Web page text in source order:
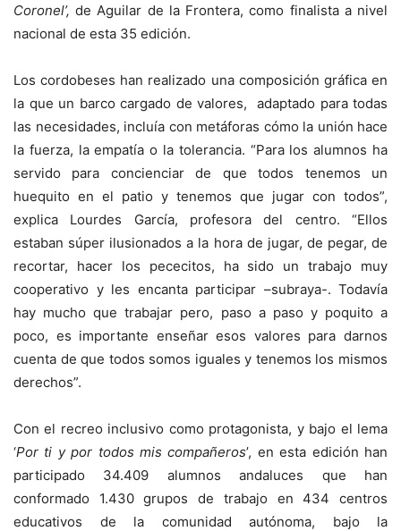
Coronel’, de Aguilar de la Frontera, como finalista a nivel
nacional de esta 35 edición.
Los cordobeses han realizado una composición gráfica en
la que un barco cargado de valores, adaptado para todas
las necesidades, incluía con metáforas cómo la unión hace
la fuerza, la empatía o la tolerancia. “Para los alumnos ha
servido para concienciar de que todos tenemos un
huequito en el patio y tenemos que jugar con todos”,
explica Lourdes García, profesora del centro. “Ellos
estaban súper ilusionados a la hora de jugar, de pegar, de
recortar, hacer los pececitos, ha sido un trabajo muy
cooperativo y les encanta participar –subraya-. Todavía
hay mucho que trabajar pero, paso a paso y poquito a
poco, es importante enseñar esos valores para darnos
cuenta de que todos somos iguales y tenemos los mismos
derechos”.
Con el recreo inclusivo como protagonista, y bajo el lema
‘Por ti y por todos mis compañeros’, en esta edición han
participado 34.409 alumnos andaluces que han
conformado 1.430 grupos de trabajo en 434 centros
educativos de la comunidad autónoma, bajo la